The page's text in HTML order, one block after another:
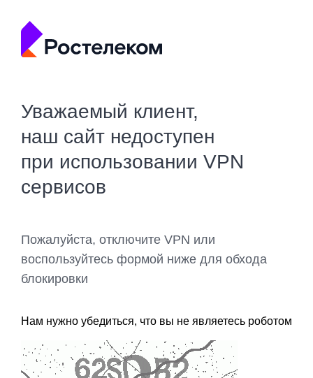
Уважаемый клиент,
наш сайт недоступен
при использовании VPN
сервисов
Пожалуйста, отключите VPN или
воспользуйтесь формой ниже для обхода
блокировки
Нам нужно убедиться, что вы не являетесь роботом